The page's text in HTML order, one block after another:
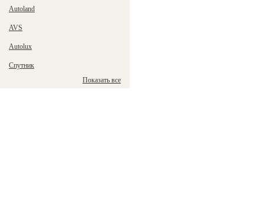
Autoland
AVS
Autolux
Спутник
Показать все